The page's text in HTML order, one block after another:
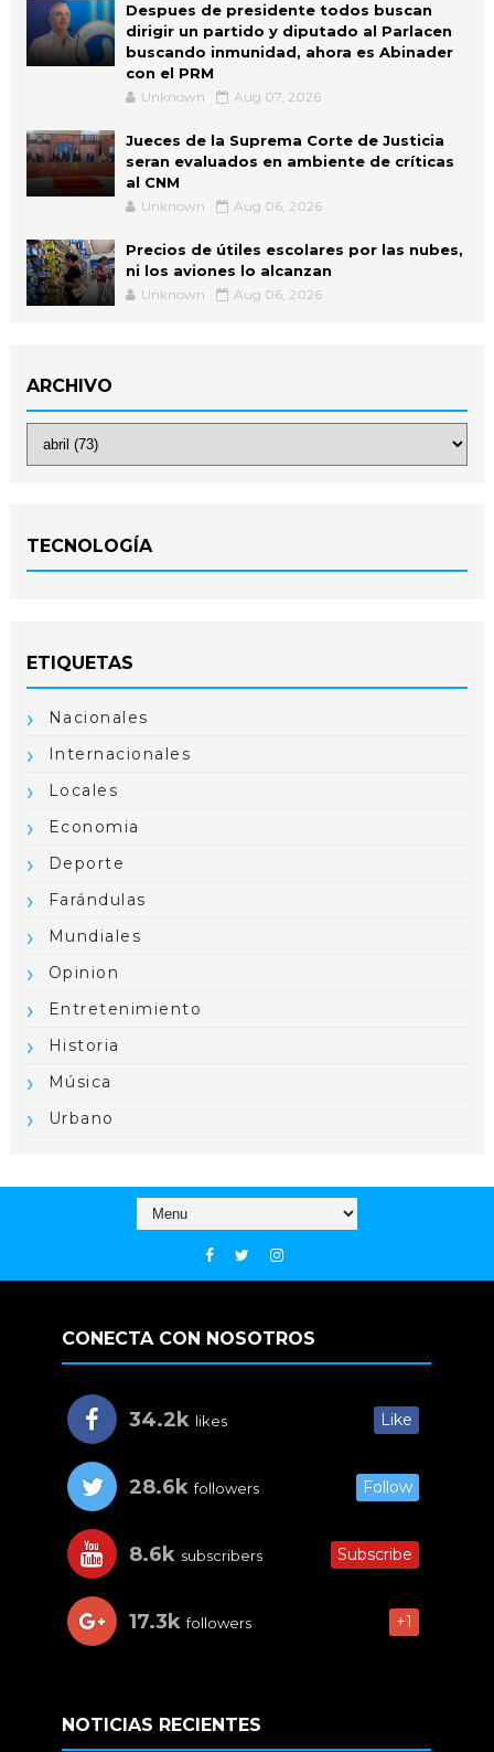
Despues de presidente todos buscan
dirigir un partido y diputado al Parlacen
buscando inmunidad, ahora es Abinader
con el PRM
Unknown Aug 07, 2026
Jueces de la Suprema Corte de Justicia
seran evaluados en ambiente de críticas
al CNM
Unknown Aug 06, 2026
Precios de útiles escolares por las nubes,
ni los aviones lo alcanzan
Unknown Aug 06, 2026
ARCHIVO
TECNOLOGÍA
ETIQUETAS
Nacionales
Internacionales
Locales
Economia
Deporte
Farándulas
Mundiales
Opinion
Entretenimiento
Historia
Música
Urbano
CONECTA CON NOSOTROS
34.2k likes Like
28.6k followers Follow
8.6k subscribers Subscribe
17.3k followers +1
NOTICIAS RECIENTES